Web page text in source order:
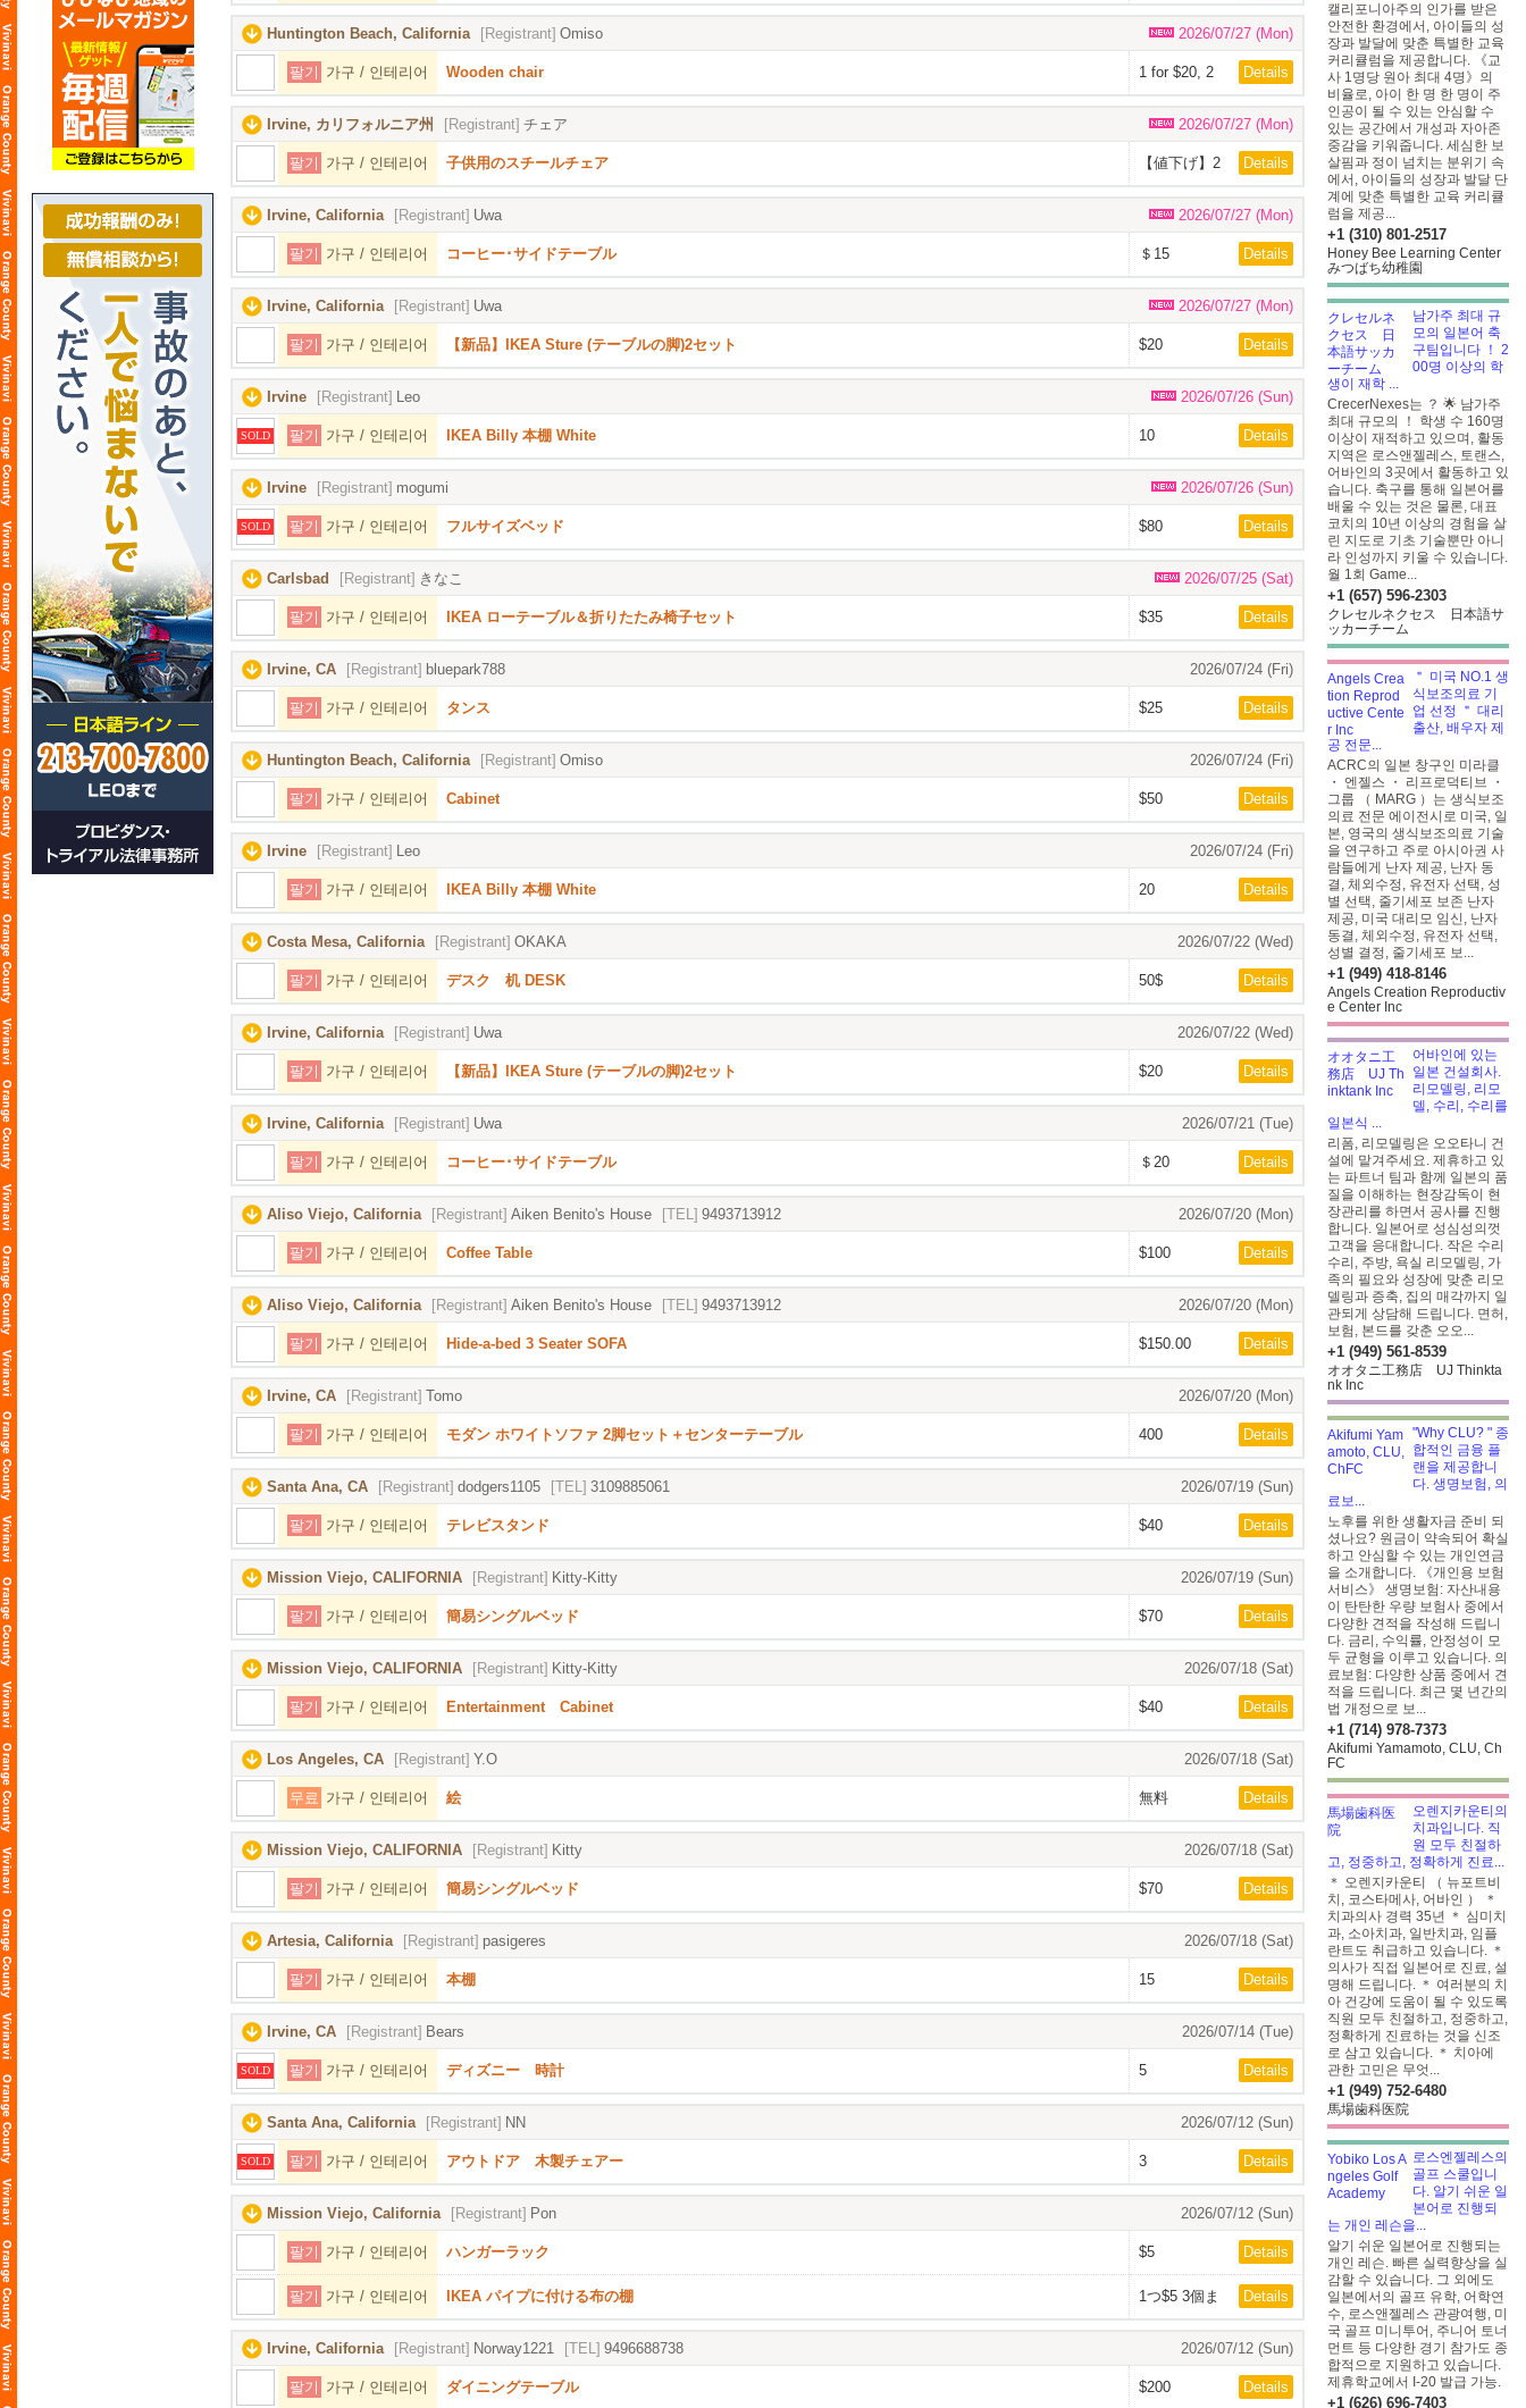
Huntington Beach, California [Registrant] Omiso 2026/07/27 (Mon)
팔기 가구 / 인테리어 Wooden chair
1 for $20, 2
Details
Irvine, カリフォルニア州 [Registrant] チェア 2026/07/27 (Mon)
팔기 가구 / 인테리어 子供用のスチールチェア
【値下げ】2
$8
Details
Irvine, California [Registrant] Uwa 2026/07/27 (Mon)
팔기 가구 / 인테리어 コーヒー･サイドテーブル ＄15 Details
Irvine, California [Registrant] Uwa 2026/07/27 (Mon)
팔기 가구 / 인테리어 【新品】IKEA Sture (テーブルの脚)2セット $20 Details
Irvine [Registrant] Leo 2026/07/26 (Sun)
SOLD 팔기 가구 / 인테리어 IKEA Billy 本棚 White 10 Details
Irvine [Registrant] mogumi 2026/07/26 (Sun)
SOLD 팔기 가구 / 인테리어 フルサイズベッド $80 Details
Carlsbad [Registrant] きなこ 2026/07/25 (Sat)
팔기 가구 / 인테리어 IKEA ローテーブル＆折りたたみ椅子セット $35 Details
Irvine, CA [Registrant] bluepark788 2026/07/24 (Fri)
팔기 가구 / 인테리어 タンス $25 Details
Huntington Beach, California [Registrant] Omiso 2026/07/24 (Fri)
팔기 가구 / 인테리어 Cabinet $50 Details
Irvine [Registrant] Leo 2026/07/24 (Fri)
팔기 가구 / 인테리어 IKEA Billy 本棚 White 20 Details
Costa Mesa, California [Registrant] OKAKA 2026/07/22 (Wed)
팔기 가구 / 인테리어 デスク 机 DESK 50$ Details
Irvine, California [Registrant] Uwa 2026/07/22 (Wed)
팔기 가구 / 인테리어 【新品】IKEA Sture (テーブルの脚)2セット $20 Details
Irvine, California [Registrant] Uwa 2026/07/21 (Tue)
팔기 가구 / 인테리어 コーヒー･サイドテーブル ＄20 Details
Aliso Viejo, California [Registrant] Aiken Benito's House [TEL] 9493713912 2026/07/20 (Mon)
팔기 가구 / 인테리어 Coffee Table $100 Details
Aliso Viejo, California [Registrant] Aiken Benito's House [TEL] 9493713912 2026/07/20 (Mon)
팔기 가구 / 인테리어 Hide-a-bed 3 Seater SOFA $150.00 Details
Irvine, CA [Registrant] Tomo 2026/07/20 (Mon)
팔기 가구 / 인테리어 モダン ホワイトソファ 2脚セット＋センターテーブル 400 Details
Santa Ana, CA [Registrant] dodgers1105 [TEL] 3109885061 2026/07/19 (Sun)
팔기 가구 / 인테리어 テレビスタンド $40 Details
Mission Viejo, CALIFORNIA [Registrant] Kitty-Kitty 2026/07/19 (Sun)
팔기 가구 / 인테리어 簡易シングルベッド $70 Details
Mission Viejo, CALIFORNIA [Registrant] Kitty-Kitty 2026/07/18 (Sat)
팔기 가구 / 인테리어 Entertainment Cabinet $40 Details
Los Angeles, CA [Registrant] Y.O 2026/07/18 (Sat)
무료 가구 / 인테리어 絵 無料 Details
Mission Viejo, CALIFORNIA [Registrant] Kitty 2026/07/18 (Sat)
팔기 가구 / 인테리어 簡易シングルベッド $70 Details
Artesia, California [Registrant] pasigeres 2026/07/18 (Sat)
팔기 가구 / 인테리어 本棚 15 Details
Irvine, CA [Registrant] Bears 2026/07/14 (Tue)
SOLD 팔기 가구 / 인테리어 ディズニー 時計 5 Details
Santa Ana, California [Registrant] NN 2026/07/12 (Sun)
SOLD 팔기 가구 / 인테리어 アウトドア 木製チェアー 3 Details
Mission Viejo, California [Registrant] Pon 2026/07/12 (Sun)
팔기 가구 / 인테리어 ハンガーラック $5 Details
팔기 가구 / 인테리어 IKEA パイプに付ける布の棚
1つ$5 3個ま
Details
Irvine, California [Registrant] Norway1221 [TEL] 9496688738 2026/07/12 (Sun)
팔기 가구 / 인테리어 ダイニングテーブル $200 Details
캘리포니아주의 인가를 받은
안전한 환경에서, 아이들의 성
장과 발달에 맞춘 특별한 교육
커리큘럼을 제공합니다. 《교
사 1명당 원아 최대 4명》의
비율로, 아이 한 명 한 명이 주
인공이 될 수 있는 안심할 수
있는 공간에서 개성과 자아존
중감을 키워줍니다. 세심한 보
살핌과 정이 넘치는 분위기 속
에서, 아이들의 성장과 발달 단
계에 맞춘 특별한 교육 커리큘
럼을 제공...
+1 (310) 801-2517
Honey Bee Learning Center
みつばち幼稚園
남가주 최대 규
모의 일본어 축
구팀입니다 ！ 2
00명 이상의 학
생이 재학 ...
CrecerNexes는 ？ 🌟 남가주
최대 규모의 ！ 학생 수 160명
이상이 재적하고 있으며, 활동
지역은 로스앤젤레스, 토랜스,
어바인의 3곳에서 활동하고 있
습니다. 축구를 통해 일본어를
배울 수 있는 것은 물론, 대표
코치의 10년 이상의 경험을 살
린 지도로 기초 기술뿐만 아니
라 인성까지 키울 수 있습니다.
월 1회 Game...
+1 (657) 596-2303
クレセルネクセス 日本語サ
ッカーチーム
＂ 미국 NO.1 생
식보조의료 기
업 선정 ＂ 대리
출산, 배우자 제
공 전문...
ACRC의 일본 창구인 미라클
・ 엔젤스 ・ 리프로덕티브 ・
그룹 （ MARG ）는 생식보조
의료 전문 에이전시로 미국, 일
본, 영국의 생식보조의료 기술
을 연구하고 주로 아시아권 사
람들에게 난자 제공, 난자 동
결, 체외수정, 유전자 선택, 성
별 선택, 줄기세포 보존 난자
제공, 미국 대리모 임신, 난자
동결, 체외수정, 유전자 선택,
성별 결정, 줄기세포 보...
+1 (949) 418-8146
Angels Creation Reproductiv
e Center Inc
어바인에 있는
일본 건설회사.
리모델링, 리모
델, 수리, 수리를
일본식 ...
리폼, 리모델링은 오오타니 건
설에 맡겨주세요. 제휴하고 있
는 파트너 팀과 함께 일본의 품
질을 이해하는 현장감독이 현
장관리를 하면서 공사를 진행
합니다. 일본어로 성심성의껏
고객을 응대합니다. 작은 수리
수리, 주방, 욕실 리모델링, 가
족의 필요와 성장에 맞춘 리모
델링과 증축, 집의 매각까지 일
관되게 상담해 드립니다. 면허,
보험, 본드를 갖춘 오오...
+1 (949) 561-8539
オオタニ工務店 UJ Thinkta
nk Inc
"Why CLU? " 종
합적인 금융 플
랜을 제공합니
다. 생명보험, 의
료보...
노후를 위한 생활자금 준비 되
셨나요? 원금이 약속되어 확실
하고 안심할 수 있는 개인연금
을 소개합니다. 《개인용 보험
서비스》 생명보험: 자산내용
이 탄탄한 우량 보험사 중에서
다양한 견적을 작성해 드립니
다. 금리, 수익률, 안정성이 모
두 균형을 이루고 있습니다. 의
료보험: 다양한 상품 중에서 견
적을 드립니다. 최근 몇 년간의
법 개정으로 보...
+1 (714) 978-7373
Akifumi Yamamoto, CLU, Ch
FC
오렌지카운티의
치과입니다. 직
원 모두 친절하
고, 정중하고, 정확하게 진료...
＊ 오렌지카운티 （ 뉴포트비
치, 코스타메사, 어바인 ） ＊
치과의사 경력 35년 ＊ 심미치
과, 소아치과, 일반치과, 임플
란트도 취급하고 있습니다. ＊
의사가 직접 일본어로 진료, 설
명해 드립니다. ＊ 여러분의 치
아 건강에 도움이 될 수 있도록
직원 모두 친절하고, 정중하고,
정확하게 진료하는 것을 신조
로 삼고 있습니다. ＊ 치아에
관한 고민은 무엇...
+1 (949) 752-6480
馬場歯科医院
로스엔젤레스의
골프 스쿨입니
다. 알기 쉬운 일
본어로 진행되
는 개인 레슨을...
알기 쉬운 일본어로 진행되는
개인 레슨. 빠른 실력향상을 실
감할 수 있습니다. 그 외에도
일본에서의 골프 유학, 어학연
수, 로스앤젤레스 관광여행, 미
국 골프 미니투어, 주니어 토너
먼트 등 다양한 경기 참가도 종
합적으로 지원하고 있습니다.
제휴학교에서 I-20 발급 가능.
+1 (626) 696-7403